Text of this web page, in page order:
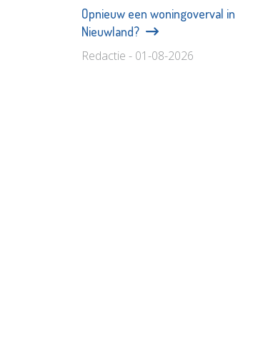
Opnieuw een woningoverval in
Nieuwland?
Redactie - 01-08-2026